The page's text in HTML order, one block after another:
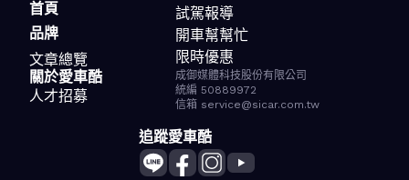
首頁
品牌
文章總覽
試駕報導
開車幫幫忙
限時優惠
關於愛車酷
人才招募
成御媒體科技股份有限公司
統編 50889972
信箱 service@sicar.com.tw
追蹤愛車酷